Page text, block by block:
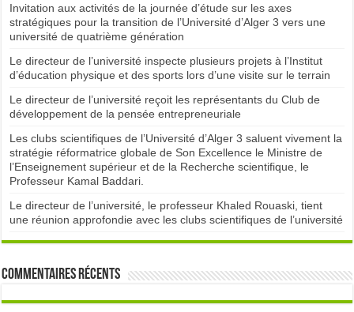
Invitation aux activités de la journée d’étude sur les axes
stratégiques pour la transition de l’Université d’Alger 3 vers une
université de quatrième génération
Le directeur de l’université inspecte plusieurs projets à l’Institut
d’éducation physique et des sports lors d’une visite sur le terrain
Le directeur de l’université reçoit les représentants du Club de
développement de la pensée entrepreneuriale
Les clubs scientifiques de l’Université d’Alger 3 saluent vivement la
stratégie réformatrice globale de Son Excellence le Ministre de
l’Enseignement supérieur et de la Recherche scientifique, le
Professeur Kamal Baddari.
Le directeur de l’université, le professeur Khaled Rouaski, tient
une réunion approfondie avec les clubs scientifiques de l’université
Commentaires récents